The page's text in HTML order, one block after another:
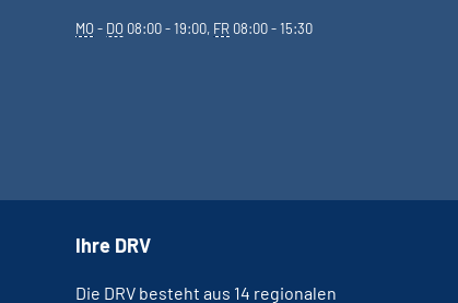
MO- DO 08:00 - 19:00, FR 08:00 - 15:30
Ihre DRV
Die DRV besteht aus 14 regionalen